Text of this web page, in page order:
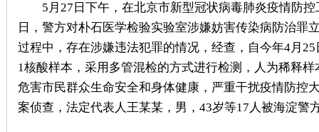
5月27日下午，在北京市新型冠状病毒肺炎疫情防控
日，警方对朴石医学检验实验室涉嫌妨害传染病防治罪
过程中，存在涉嫌违法犯罪的情况，经查，自今年4月
1核酸样本，采用多管混检的方式进行检测，人为稀释
危害市民群众生命安全和身体健康，严重干扰疫情防控
案侦查，法定代表人王某某，男，43岁等17人被海淀